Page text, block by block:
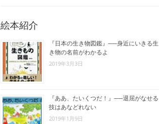
絵本紹介
『日本の生き物図鑑』──身近にいきる生
き物の名前がわかるよ
2019年3月3日
『ああ、たいくつだ！』──退屈がなせる
技はあなどれない
2019年1月9日